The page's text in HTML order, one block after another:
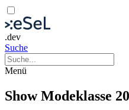
.dev
Suche
Menü
Show Modeklasse